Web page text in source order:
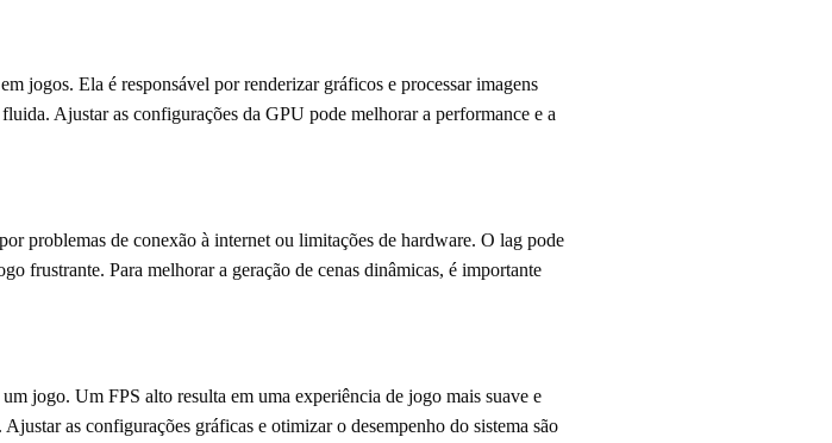
jogos. Ela é responsável por renderizar gráficos e processar imagens
Ajustar as configurações da GPU pode melhorar a performance e a
problemas de conexão à internet ou limitações de hardware. O lag pode
frustrante. Para melhorar a geração de cenas dinâmicas, é importante
jogo. Um FPS alto resulta em uma experiência de jogo mais suave e
as configurações gráficas e otimizar o desempenho do sistema são